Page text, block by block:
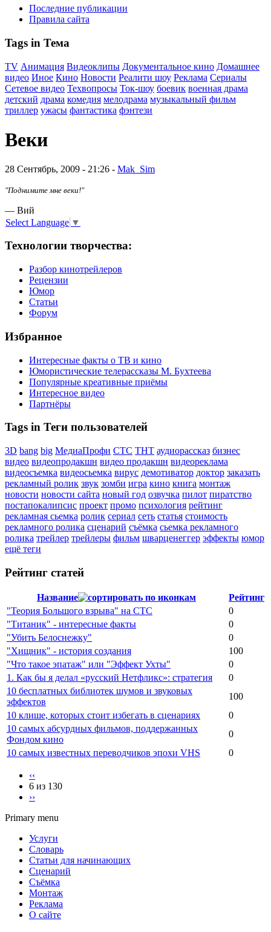
Последние публикации
Правила сайта
Tags in Тема
TV Анимация Видеоклипы Документальное кино Домашнее
видео Иное Кино Новости Реалити шоу Реклама Сериалы
Сетевое видео Техвопросы Ток-шоу боевик военная драма
детский драма комедия мелодрама музыкальный фильм
триллер ужасы фантастика фэнтези
Веки
28 Сентябрь, 2009 - 21:26 - Mak_Sim
"Поднимите мне веки!"
— Вий
Select Language ▼
Технологии творчества:
Разбор кинотрейлеров
Рецензии
Юмор
Статьи
Форум
Избранное
Интересные факты о ТВ и кино
Юмористические телерассказы М. Бухтеева
Популярные креативные приёмы
Интересное видео
Партнёры
Tags in Теги пользователей
3D bang big МедиаПрофи СТС ТНТ аудиорассказ бизнес
видео видеопродакшн видео продакшн видеореклама
видеосъемка видеосьемка вирус демотиватор доктор заказать
рекламный ролик звук зомби игра кино книга монтаж
новости новости сайта новый год озвучка пилот пиратство
постапокалипсис проект промо психология рейтинг
рекламная сьемка ролик сериал сеть статья стоимость
рекламного ролика сценарий съёмка сьемка рекламного
ролика трейлер трейлеры фильм шварценеггер эффекты юмор
ещё теги
Рейтинг статей
Название
Рейтинг
"Теория Большого взрыва" на СТС
0
"Титаник" - интересные факты
0
"Убить Белоснежку"
0
"Хищник" - история создания
100
"Что такое эпатаж" или "Эффект Ухты"
0
1. Как бы я делал «русский Нетфликс»: стратегия
0
10 бесплатных библиотек шумов и звуковых
эффектов
100
10 клише, которых стоит избегать в сценариях
0
10 самых абсурдных фильмов, поддержанных
Фондом кино
0
10 самых известных переводчиков эпохи VHS
0
‹‹
6 из 130
››
Primary menu
Услуги
Словарь
Статьи для начинающих
Сценарий
Съёмка
Монтаж
Реклама
О сайте